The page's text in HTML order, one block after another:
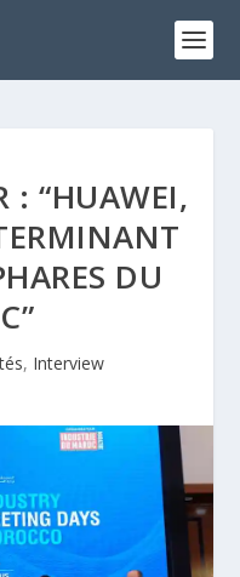
: “HUAWEI,
DU
, Interview